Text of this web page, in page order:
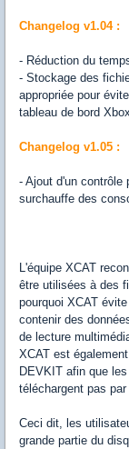
Changelog v1.04 :
- Réduction du
- Stockage des
appropriée pour
tableau de bord Xbox
Changelog v1.05 :
- Ajout d'un contrôle
surchauffe des
L'équipe XCAT
être utilisées à des
pourquoi XCAT
contenir des
de lecture
XCAT est
DEVKIT afin que
téléchargent pas
Ceci dit, les
grande partie du